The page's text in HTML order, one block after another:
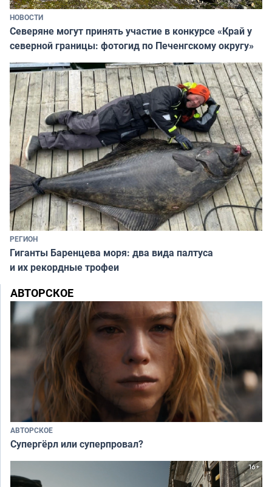
НОВОСТИ
Северяне могут принять участие в конкурсе «Край у
северной границы: фотогид по Печенгскому округу»
РЕГИОН
Гиганты Баренцева моря: два вида палтуса
и их рекордные трофеи
АВТОРСКОЕ
АВТОРСКОЕ
Супергёрл или суперпровал?